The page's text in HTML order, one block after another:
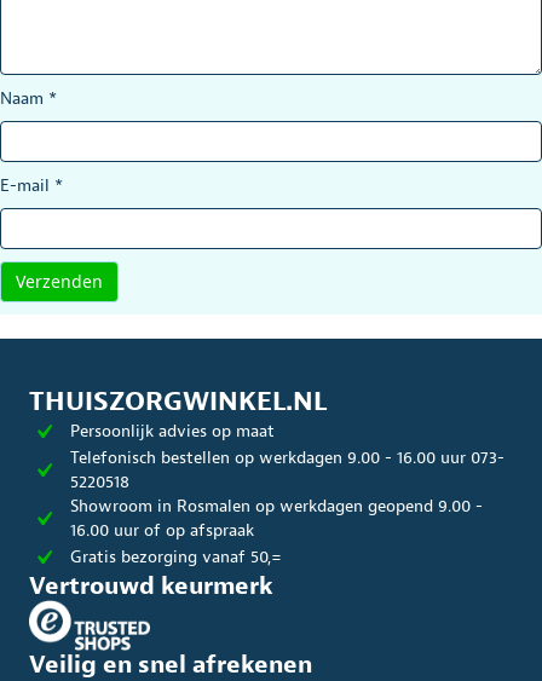
Naam *
E-mail *
THUISZORGWINKEL.NL
Persoonlijk advies op maat
Telefonisch bestellen op werkdagen 9.00 - 16.00 uur 073-
5220518
Showroom in Rosmalen op werkdagen geopend 9.00 -
16.00 uur of op afspraak
Gratis bezorging vanaf 50,=
Vertrouwd keurmerk
Veilig en snel afrekenen